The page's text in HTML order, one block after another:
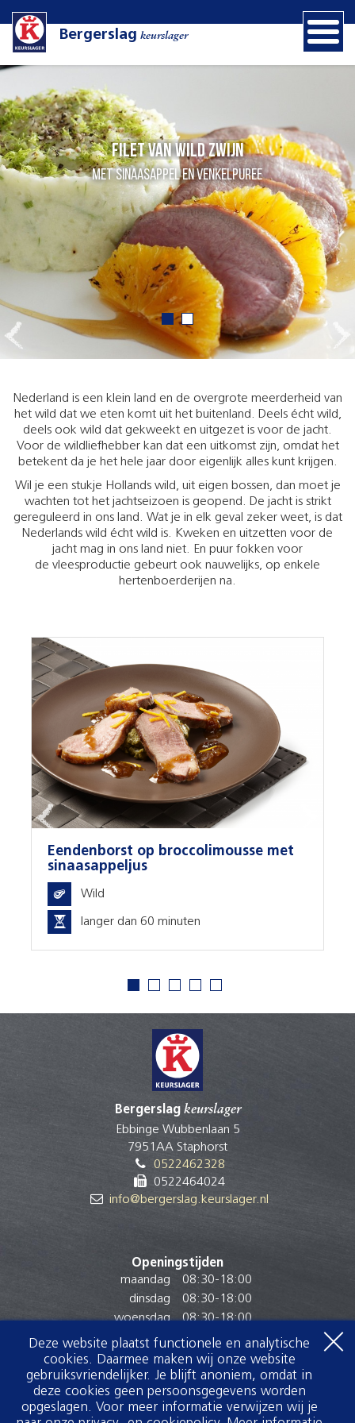
Bergerslag keurslager
Filet van wild zwijn
sinaasappel en venkelpuree
Nederland is een klein land en de overgrote meerderheid van
het wild dat we eten komt uit het buitenland. Deels écht wild,
deels ook wild dat gekweekt en uitgezet is voor de jacht.
Voor de wildliefhebber kan dat een uitkomst zijn, omdat het
betekent da je het hele jaar door eigenlijk alles kunt krijgen.
Wil je een stukje Hollands wild, uit eigen bossen, dan moet je
wachten tot het jachtseizoen is geopend. De jacht is strikt
gereguleerd in ons land. Wat je in elk geval zeker weet, is dat
Nederlands wild écht wild is. Kweken en uitzetten voor de
jacht mag in ons land niet. En puur fokken voor
de vleesproductie gebeurt ook nauwelijks, op enkele
hertenboerderijen na.
op broccolimousse met
langer dan 60 minuten
Bergerslagkeurslager
Ebbinge Wubbenlaan 5
7951AA Staphorst
0522462328
0522464024
info@bergerslag.keurslager.nl
Openingstijden
maandag
08:30-18:00
dinsdag
08:30-18:00
woensdag
08:30-18:00
donderdag
08:30
vrijdag
08:30 -18:00
zaterdag
07:30-17:00
zondag
Gesloten
Deze website plaatst functionele en analytische
cookies. Daarmee maken wij onze website
gebruiksvriendelijker. Je blijft anoniem, omdat in
deze cookies geen persoonsgegevens worden
opgeslagen. Voor meer informatie verwijzen wij je